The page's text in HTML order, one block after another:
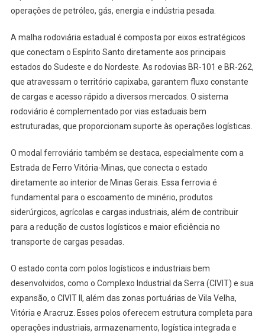
operações de petróleo, gás, energia e indústria pesada.
A malha rodoviária estadual é composta por eixos estratégicos
que conectam o Espírito Santo diretamente aos principais
estados do Sudeste e do Nordeste. As rodovias BR-101 e BR-262,
que atravessam o território capixaba, garantem fluxo constante
de cargas e acesso rápido a diversos mercados. O sistema
rodoviário é complementado por vias estaduais bem
estruturadas, que proporcionam suporte às operações logísticas.
O modal ferroviário também se destaca, especialmente com a
Estrada de Ferro Vitória-Minas, que conecta o estado
diretamente ao interior de Minas Gerais. Essa ferrovia é
fundamental para o escoamento de minério, produtos
siderúrgicos, agrícolas e cargas industriais, além de contribuir
para a redução de custos logísticos e maior eficiência no
transporte de cargas pesadas.
O estado conta com polos logísticos e industriais bem
desenvolvidos, como o Complexo Industrial da Serra (CIVIT) e sua
expansão, o CIVIT II, além das zonas portuárias de Vila Velha,
Vitória e Aracruz. Esses polos oferecem estrutura completa para
operações industriais, armazenamento, logística integrada e